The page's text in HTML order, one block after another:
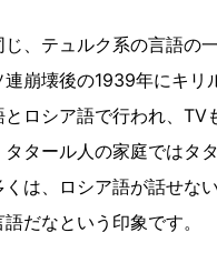
、テュルク系の言語の
崩壊後の1939年にキリ
ロシア語で行われ、TV
タール人の家庭ではタ
は、ロシア語が話せな
だなという印象です。